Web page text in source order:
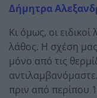
Δήμητρα
Κι όμως, οι ειδικοί
λάθος. Η σχέση
μόνο από τις
πριν από περίπου